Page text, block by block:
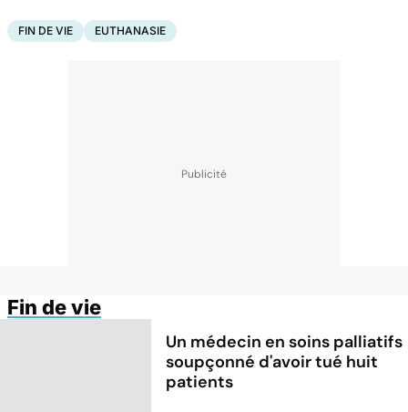
FIN DE VIE EUTHANASIE
Fin de vie
Un médecin en soins palliatifs
soupçonné d'avoir tué huit
patients